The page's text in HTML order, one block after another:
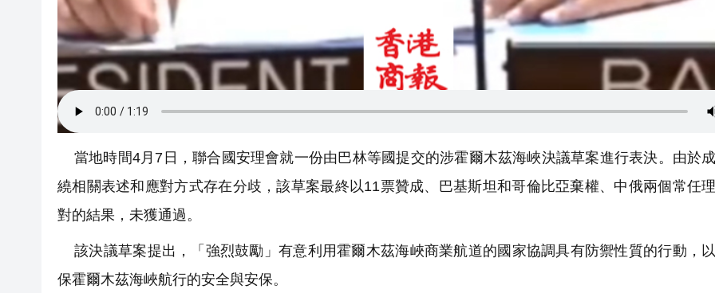
當地時間4月7日，聯合國安理會就一份由巴林等國提交的涉霍爾木茲海峽決議草案進行表決。由於
繞相關表述和應對方式存在分歧，該草案最終以11票贊成、巴基斯坦和哥倫比亞棄權、中俄兩個常任
對的結果，未獲通過。
該決議草案提出，「強烈鼓勵」有意利用霍爾木茲海峽商業航道的國家協調具有防禦性質的行動，
保霍爾木茲海峽航行的安全與安保。